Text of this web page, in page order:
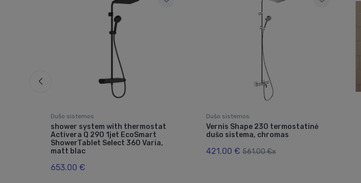
Dušo sistemos
shower system with thermostat
Activera Q 290 1jet EcoSmart
ShowerTablet Select 360 Varia,
matt blac
653.00 €
Dušo sistemos
Vernis Shape 230 termostatinė
dušo sistema, chromas
421.00 € 561.00 €x